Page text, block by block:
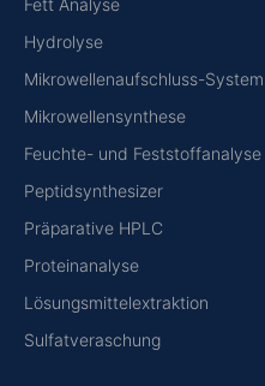
Fett Analyse
Hydrolyse
Mikrowellenaufschluss-System
Mikrowellensynthese
Feuchte- und Feststoffanalyse
Peptidsynthesizer
Präparative HPLC
Proteinanalyse
Lösungsmittelextraktion
Sulfatveraschung